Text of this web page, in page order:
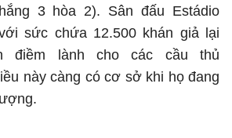
3 hòa 2). Sân đấu Estádio
sức chứa 12.500 khán giả lại
điềm lành cho các cầu thủ
này càng có cơ sở khi họ đang